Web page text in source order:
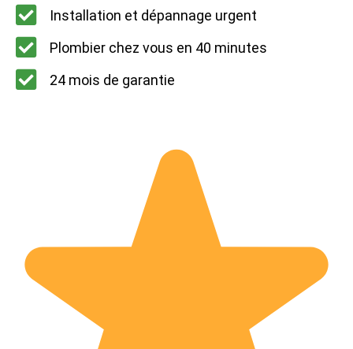
Installation et dépannage urgent
Plombier chez vous en 40 minutes
24 mois de garantie